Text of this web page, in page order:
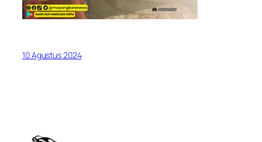
10 Agustus 2024